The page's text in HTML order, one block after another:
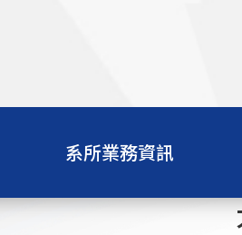
系所業務資訊